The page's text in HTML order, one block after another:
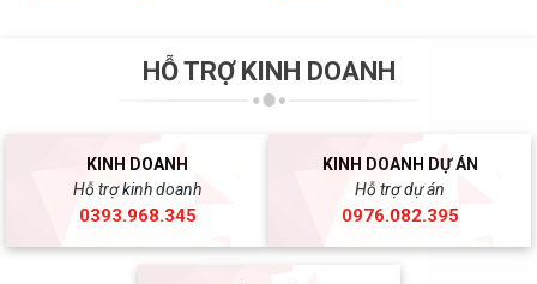
HỖ TRỢ KINH DOANH
KINH DOANH
Hỗ trợ kinh doanh
0393.968.345
KINH DOANH DỰ ÁN
Hỗ trợ dự án
0976.082.395